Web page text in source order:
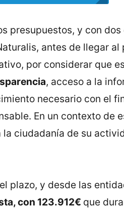
presupuestos, y con
antes de llegar al
por considerar que
, acceso a la
necesario con el
En un contexto de
ciudadanía de su
plazo, y desde las
con 123.912€ que